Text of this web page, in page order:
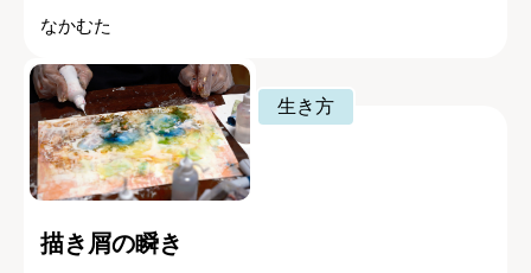
なかむた
生き方
描き屑の瞬き